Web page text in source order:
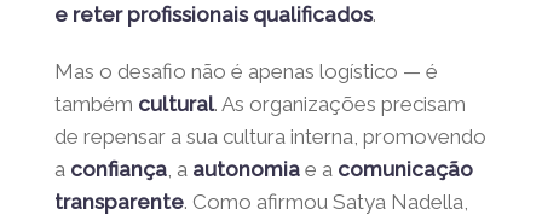
deixou de ser um luxo — é umfator
profissionais qualificados.
Mas o desafio não é apenas logístico — é
tambémcultural. As organizações precisam
de repensar a sua cultura interna,